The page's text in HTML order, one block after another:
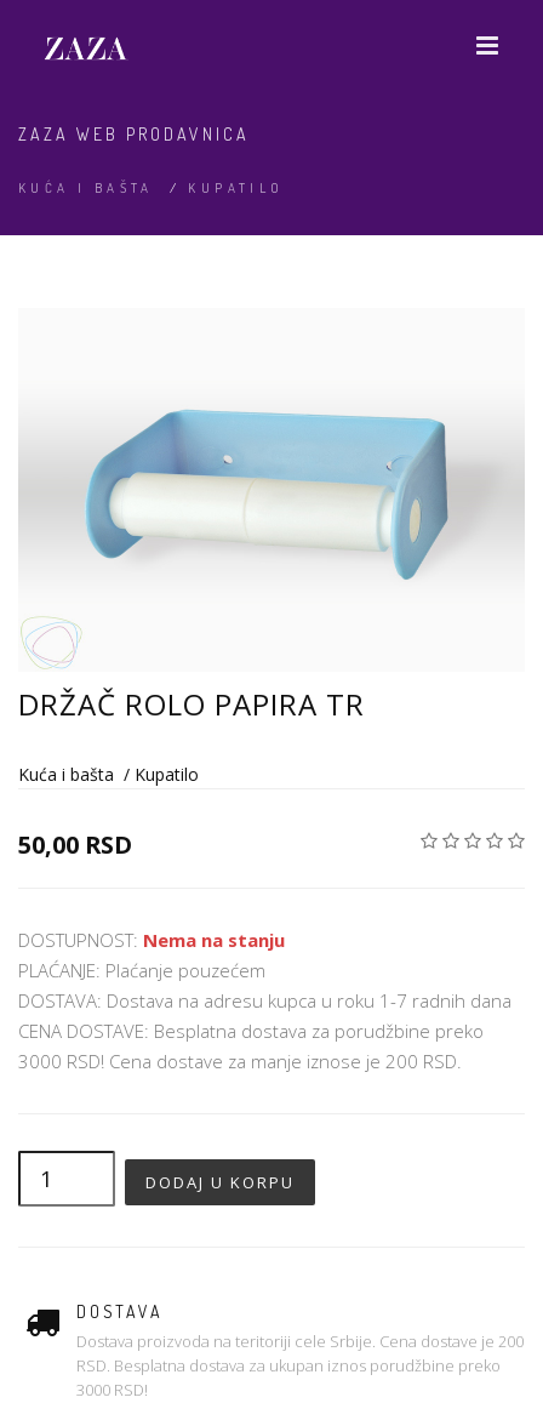
ZAZA WEB PRODAVNICA
KUĆA I BAŠTA / KUPATILO
DRŽAČ ROLO PAPIRA TR
Kuća i bašta / Kupatilo
50,00 RSD
DOSTUPNOST: Nema na stanju
PLAĆANJE: Plaćanje pouzećem
DOSTAVA: Dostava na adresu kupca u roku 1-7 radnih dana
CENA DOSTAVE: Besplatna dostava za porudžbine preko
3000 RSD! Cena dostave za manje iznose je 200 RSD.
DOSTAVA
Dostava proizvoda na teritoriji cele Srbije. Cena dostave je 200
RSD. Besplatna dostava za ukupan iznos porudžbine preko
3000 RSD!